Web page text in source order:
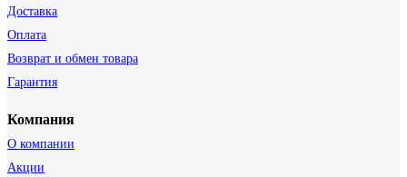
Доставка
Оплата
Возврат и обмен товара
Гарантия
Компания
О компании
Акции